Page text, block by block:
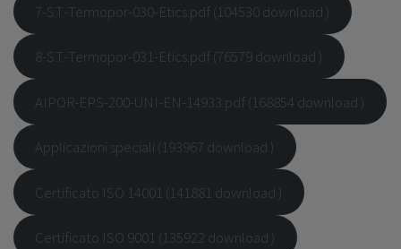
7-S.T.-Termopor-030-Etics.pdf (104530 download )
8-S.T.-Termopor-031-Etics.pdf (76579 download )
AIPOR-EPS-200-UNI-EN-14933.pdf (168854 download )
Applicazioni speciali (193967 download )
Certificato ISO 14001 (141881 download )
Certificato ISO 9001 (135922 download )